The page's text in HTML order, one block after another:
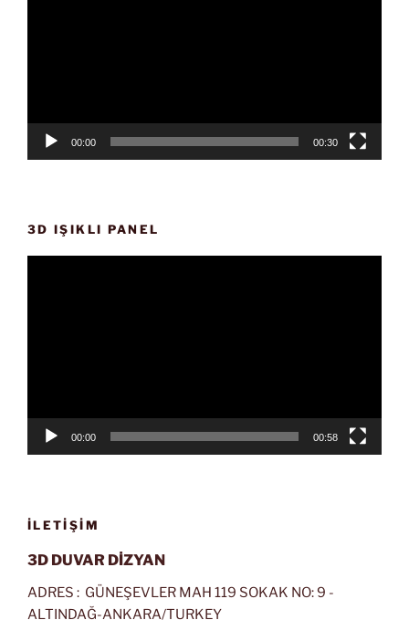
00:00 00:30
3D IŞIKLI PANEL
00:00 00:58
İLETIŞIM
3D DUVAR DİZYAN
ADRES : GÜNEŞEVLER MAH 119 SOKAK NO: 9 -
ALTINDAĞ-ANKARA/TURKEY